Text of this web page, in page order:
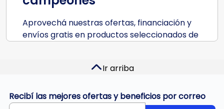
Aprovechá nuestras ofertas, financiación y
envíos gratis en productos seleccionados de
tecnología,
Ir arriba
Recibí las mejores ofertas y beneficios por correo